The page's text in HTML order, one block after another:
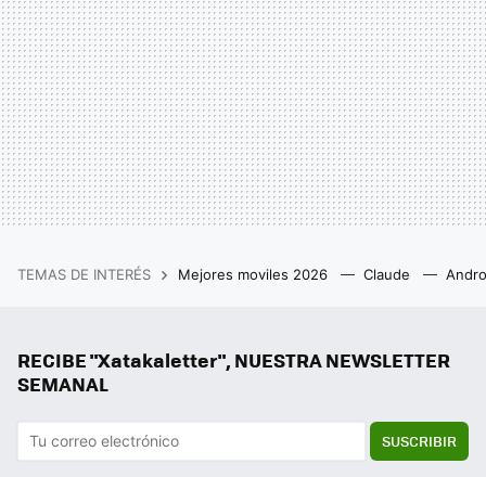
TEMAS DE INTERÉS Mejores moviles 2026 Claude
RECIBE "Xatakaletter", NUESTRA NEWSLETTER
SEMANAL
SUSCRIBIR